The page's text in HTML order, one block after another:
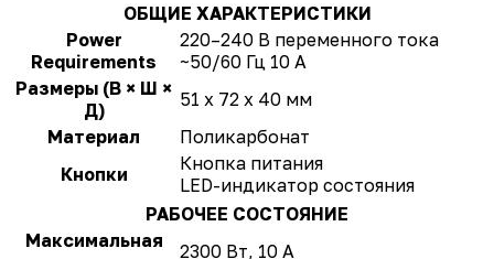
ОБЩИЕ ХАРАКТЕРИСТИКИ
Power
Requirements
220–240 В переменного тока
~50/60 Гц 10 A
Размеры (В × Ш ×
Д)
51 x 72 x 40 мм
Материал
Поликарбонат
Кнопки
Кнопка питания
LED-индикатор состояния
РАБОЧЕЕ СОСТОЯНИЕ
Максимальная
2300 Вт, 10 А